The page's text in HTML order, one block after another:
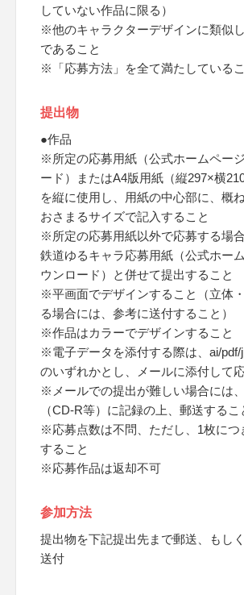
していない作品に限る）
※他のキャラクターデザインに類似
であること
※「応募方法」を全て満たしている
提出物
●作品
※所定の応募用紙（公式ホームペー
ード）またはA4版用紙（縦297×横
を縦に使用し、用紙の中心部に、概
おさまるサイズで記入すること
※所定の応募用紙以外で応募する場
鉄道ゆるキャラ応募用紙（公式ホー
ウンロード）と併せて提出すること
※平画面でデザインすること（立体
る場合には、参考に送付すること）
※作品はカラーでデザインすること
※電子データを添付する際は、ai/pdf/
のいずれかとし、メールに添付して
※メールでの提出が難しい場合には
（CD-R等）に記録の上、郵送するこ
※応募点数は不問、ただし、1枚につ
すること
※応募作品は返却不可
参加方法
提出物を下記提出先まで郵送、もし
送付